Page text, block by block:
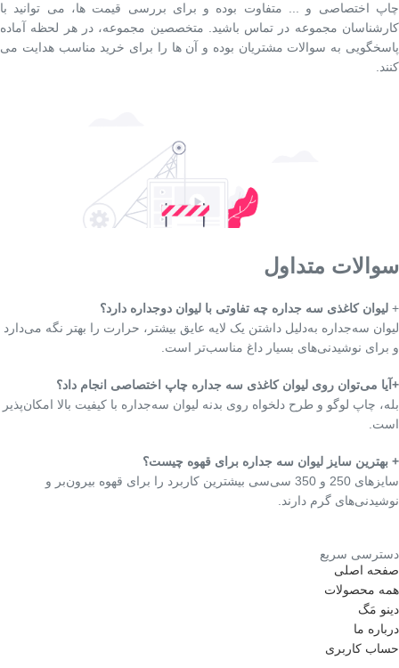
چاپ اختصاصی و ... متفاوت بوده و برای بررسی قیمت ها، می توانید با
کارشناسان مجموعه در تماس باشید. متخصصین مجموعه، در هر لحظه آماده
پاسخگویی به سوالات مشتریان بوده و آن ها را برای خرید مناسب هدایت می
کنند.
سوالات متداول
+ لیوان کاغذی سه جداره چه تفاوتی با لیوان دوجداره دارد؟
لیوان سه‌جداره به‌دلیل داشتن یک لایه عایق بیشتر، حرارت را بهتر نگه می‌دارد
و برای نوشیدنی‌های بسیار داغ مناسب‌تر است.
+آیا می‌توان روی لیوان کاغذی سه جداره چاپ اختصاصی انجام داد؟
بله، چاپ لوگو و طرح دلخواه روی بدنه لیوان سه‌جداره با کیفیت بالا امکان‌پذیر
است.
+ بهترین سایز لیوان سه جداره برای قهوه چیست؟
سایزهای 250 و 350 سی‌سی بیشترین کاربرد را برای قهوه بیرون‌بر و
نوشیدنی‌های گرم دارند.
دسترسی سریع
صفحه اصلی
همه محصولات
دینو مَگ
درباره ما
حساب کاربری